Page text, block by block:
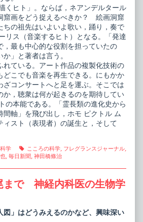
くヒト」。ならば，ネアンデルタール
窟画をどう捉えるべきか？ 絵画洞窟
ちの祖先はいよいよ歌い，踊り，奏で
リス（音楽するヒト）となる。「発達
，最も中心的な役割を担っていたの
」と著者は言う。
れている。アート作品の複製化技術の
どこでも音楽を再生できる。にもかか
ざコンサートへと足を運ぶ。そこでは
か，聴衆は何が起きるのを期待してい
の本能である。「霊長類の進化史から
間軸」を飛び出し，ホモ ピクトル ム
ィスト（表現者）の誕生と，そして
学 Tags
こころの科学, フレグランスジャーナル,
, 毎日新聞, 神田橋條治
まで 神経内科医の生物学
図」はどうみえるのかなど、興味深い